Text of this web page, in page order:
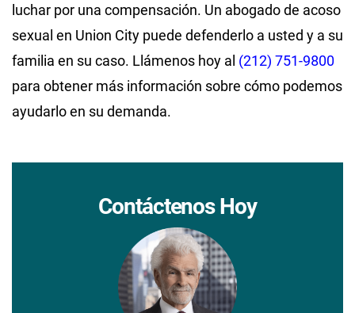
luchar por una compensación. Un abogado de acoso
sexual en Union City puede defenderlo a usted y a su
familia en su caso. Llámenos hoy al (212) 751-9800
para obtener más información sobre cómo podemos
ayudarlo en su demanda.
Contáctenos Hoy